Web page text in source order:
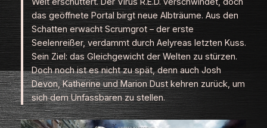
das geöffnete Portal birgt neue Albträume. Aus den
Schatten erwacht Scrumgrot – der erste
Seelenreißer, verdammt durch Aelyreas letzten Kuss.
Sein Ziel: das Gleichgewicht der Welten zu stürzen.
Doch noch ist es nicht zu spät, denn auch Josh
Devon, Katherine und Marion Dust kehren zurück, um
sich dem Unfassbaren zu stellen.